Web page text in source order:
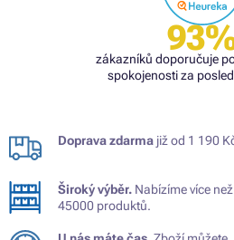
zákazníků doporučuje
spokojenosti za
Doprava zdarma již od 1 190
Široký výběr. Nabízíme více než
45000 produktů.